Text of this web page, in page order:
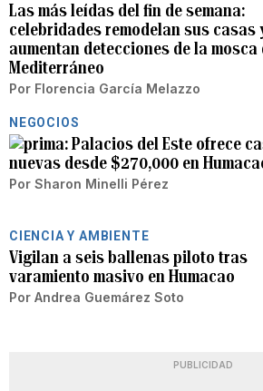
Las más leídas del fin de semana:
celebridades remodelan sus casas
aumentan detecciones de la mosca
Mediterráneo
Por Florencia García Melazzo
NEGOCIOS
Palacios del Este ofrece
nuevas desde $270,000 en
Por Sharon Minelli Pérez
CIENCIA Y AMBIENTE
Vigilan a seis ballenas piloto tras
varamiento masivo en Humacao
Por Andrea Guemárez Soto
PUBLICIDAD